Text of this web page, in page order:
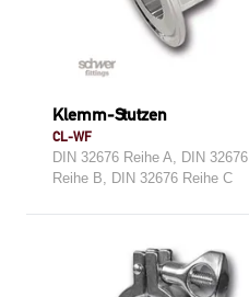
Klemm-Stutzen
CL-WF
DIN 32676 Reihe A, DIN 32676
Reihe B, DIN 32676 Reihe C